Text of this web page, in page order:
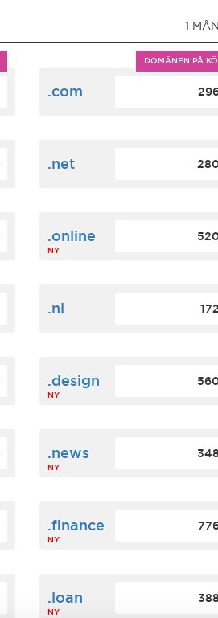
1 MÅN
DOMÄNEN PÅ
.com
.net
.online
NY
.nl
.design
NY
.news
NY
.finance
NY
.loan
NY